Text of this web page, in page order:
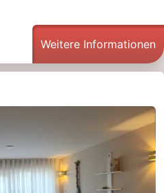
Weitere Informationen